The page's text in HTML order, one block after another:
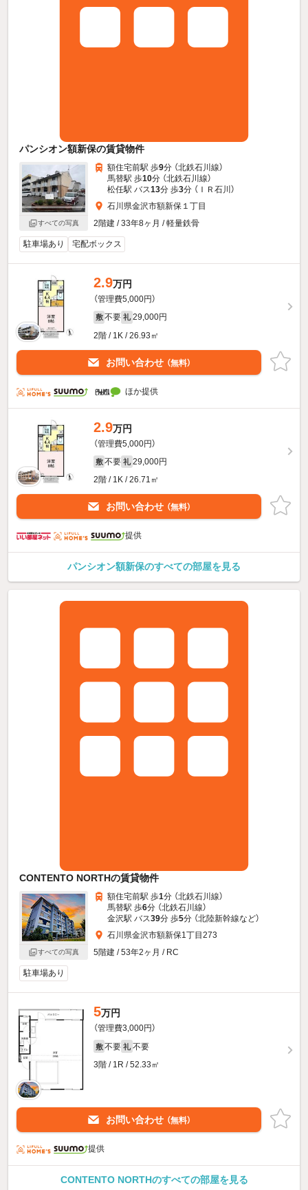
パンシオン額新保の賃貸物件
すべての写真
額住宅前駅 歩9分 （北鉄石川線）
馬替駅 歩10分 （北鉄石川線）
松任駅 バス13分 歩3分 （ＩＲ石川）
石川県金沢市額新保１丁目
2階建 / 33年8ヶ月 / 軽量鉄骨
駐車場あり 宅配ボックス
2.9万円
（管理費5,000円）
敷 不要 礼 29,000円
2階 / 1K / 26.93㎡
お問い合わせ （無料）
ほか提供
2.9万円
（管理費5,000円）
敷 不要 礼 29,000円
2階 / 1K / 26.71㎡
お問い合わせ （無料）
提供
パンシオン額新保のすべての部屋を見る
CONTENTO NORTHの賃貸物件
すべての写真
額住宅前駅 歩1分 （北鉄石川線）
馬替駅 歩6分 （北鉄石川線）
金沢駅 バス39分 歩5分 （北陸新幹線など）
石川県金沢市額新保1丁目273
5階建 / 53年2ヶ月 / RC
駐車場あり
5万円
（管理費3,000円）
敷 不要 礼 不要
3階 / 1R / 52.33㎡
お問い合わせ （無料）
提供
CONTENTO NORTHのすべての部屋を見る